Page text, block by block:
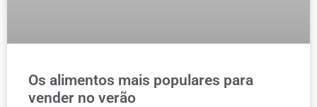
Os alimentos mais populares para
vender no verão